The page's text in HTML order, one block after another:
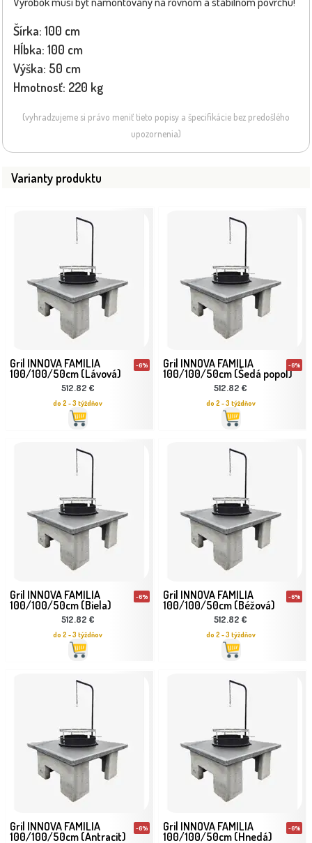
Šírka: 100 cm
Hĺbka: 100 cm
Výška: 50 cm
Hmotnosť: 220 kg
(vyhradzujeme si právo meniť tieto popisy a špecifikácie bez predošlého
upozornenia)
Varianty produktu
Gril INNOVA FAMILIA
100/100/50cm (Lávová)
-6%
512.82 €
do 2 - 3 týždňov
Gril INNOVA FAMILIA
100/100/50cm (Šedá popol)
-6%
512.82 €
do 2 - 3 týždňov
Gril INNOVA FAMILIA
100/100/50cm (Biela)
-6%
512.82 €
do 2 - 3 týždňov
Gril INNOVA FAMILIA
100/100/50cm (Béžová)
-6%
512.82 €
do 2 - 3 týždňov
Gril INNOVA FAMILIA
100/100/50cm (Antracit)
-6% Gril INNOVA FAMILIA
100/100/50cm (Hnedá)
-6%